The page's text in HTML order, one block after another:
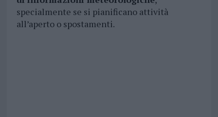
specialmente se si pianificano attività
all’aperto o spostamenti.